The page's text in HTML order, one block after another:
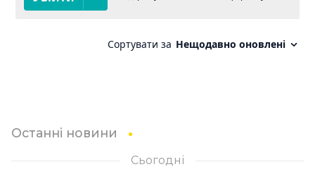
Останні новини
Сьогодні